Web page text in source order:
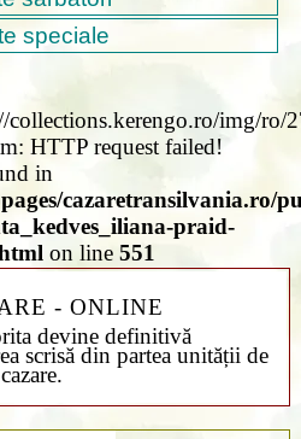
speciale
collections.kerengo.ro/img/ro/
HTTP request failed!
in
cazaretransilvania.ro/
praid-
on line 551
- ONLINE
devine definitivă
scrisă din partea unității de
cazare.